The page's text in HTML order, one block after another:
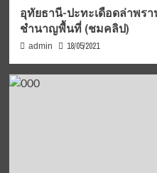
อุทัยธานี-ปะทะเดือดล่าพร
ชำนาญพื้นที่ (ชมคลิป)
admin 18/05/2021